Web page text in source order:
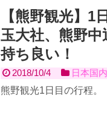
【熊野観光】1
玉大社、熊野
持ち良い！
2018/10/4
日本国
熊野観光1日目の行程。